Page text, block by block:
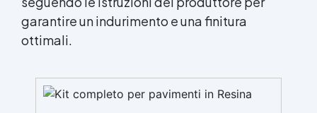
ricostruisce parti danneggiate, crepe e fori 💧
Indurimento rapido: lavorabile dopo 10 minuti,
meccanicamente: carteggiabile, forabile,
filettabile e verniciabile 🔥 Resistente a
temperature da –50 °C a +150 °C e ad agenti
garantire un indurimento e una finitura
ottimali.